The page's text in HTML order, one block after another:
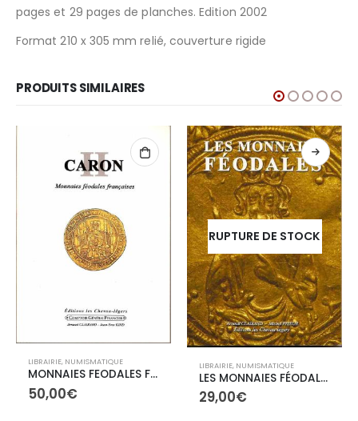
pages et 29 pages de planches. Edition 2002
Format 210 x 305 mm relié, couverture rigide
PRODUITS SIMILAIRES
LIBRAIRIE, NUMISMATIQUE
MONNAIES FEODALES FRANçAISES-CARON II
50,00€
RUPTURE DE STOCK
LIBRAIRIE, NUMISMATIQUE
LES MONNAIES FÉODALES
29,00€